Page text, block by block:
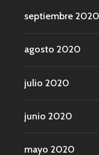
septiembre 2020
agosto 2020
julio 2020
junio 2020
mayo 2020